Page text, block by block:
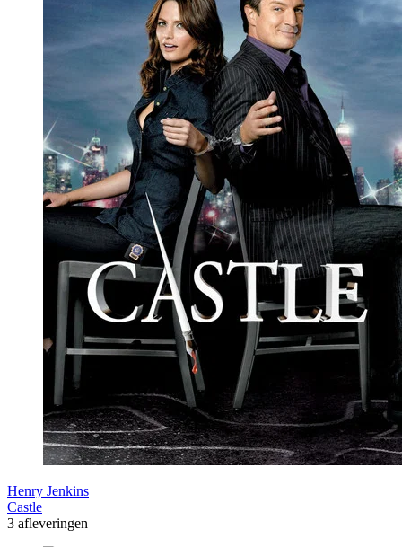
Henry Jenkins
Castle
3 afleveringen